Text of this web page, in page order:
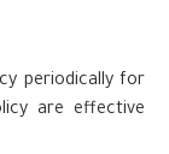
periodically for
are effective